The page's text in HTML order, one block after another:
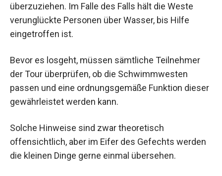
überzuziehen. Im Falle des Falls hält die Weste
verunglückte Personen über Wasser, bis Hilfe
eingetroffen ist.
Bevor es losgeht, müssen sämtliche Teilnehmer
der Tour überprüfen, ob die Schwimmwesten
passen und eine ordnungsgemäße Funktion dieser
gewährleistet werden kann.
Solche Hinweise sind zwar theoretisch
offensichtlich, aber im Eifer des Gefechts werden
die kleinen Dinge gerne einmal übersehen.